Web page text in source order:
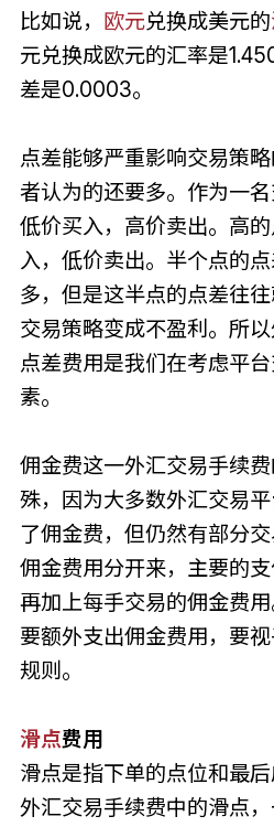
比如说， 欧元兑换成美元的
元兑换成欧元的汇率是
差是0.0003。
点差能够严重影响交易策
者认为的还要多。作为一
低价买入，高价卖出。高
入，低价卖出。半个点的
多，但是这半点的点差往
交易策略变成不盈利。所
点差费用是我们在考虑平
素。
佣金费这一外汇交易手续
殊，因为大多数外汇交易
了佣金费，但仍然有部分
佣金费用分开来，主要的
再加上每手交易的佣金费
要额外支出佣金费用，要
规则。
滑点费用
滑点是指下单的点位和最后
外汇交易手续费中的滑点